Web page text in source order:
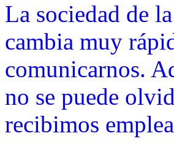
La sociedad de
cambia muy
comunicarnos.
no se puede
recibimos